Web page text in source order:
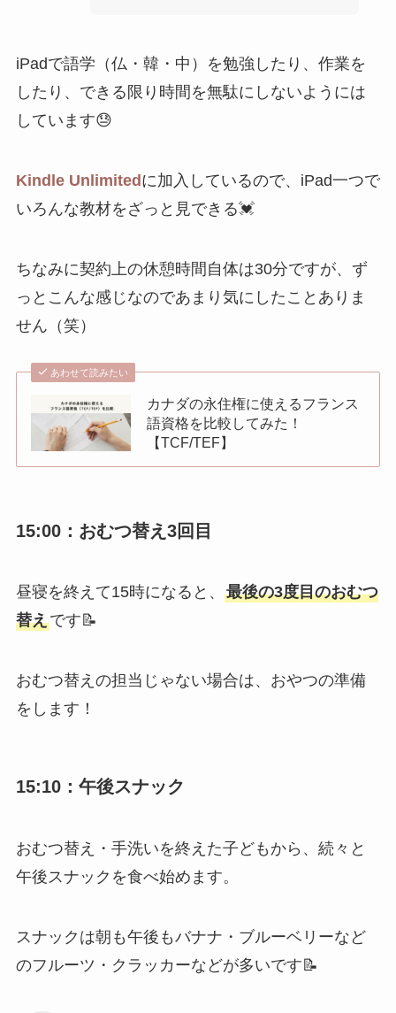
iPadで語学（仏・韓・中）を勉強したり、作業を
したり、できる限り時間を無駄にしないようには
しています😓
Kindle Unlimited に加入しているので、iPad一つで
いろんな教材をざっと見できる💓
ちなみに契約上の休憩時間自体は30分ですが、ず
っとこんな感じなのであまり気にしたことありま
せん（笑）
あわせて読みたい
カナダの永住権に使えるフランス
語資格を比較してみた！
【TCF/TEF】
15:00：おむつ替え3回目
昼寝を終えて15時になると、 最後の3度目のおむつ
替えです📝
おむつ替えの担当じゃない場合は、おやつの準備
をします！
15:10：午後スナック
おむつ替え・手洗いを終えた子どもから、続々と
午後スナックを食べ始めます。
スナックは朝も午後もバナナ・ブルーベリーなど
のフルーツ・クラッカーなどが多いです📝